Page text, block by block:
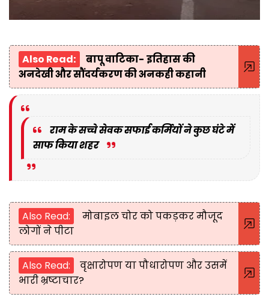
Also Read:
बापू वाटिका- इतिहास की
अनदेखी और सौंदर्यकरण की अनकही कहानी
राम के सच्चे सेवक सफाई कर्मियों ने कुछ घंटे में
साफ किया शहर
Also Read:
मोबाइल चोर को पकड़कर मौजूद
लोगों ने पीटा
Also Read:
वृक्षारोपण या पौधारोपण और उसमें
भारी भ्रष्टाचार?